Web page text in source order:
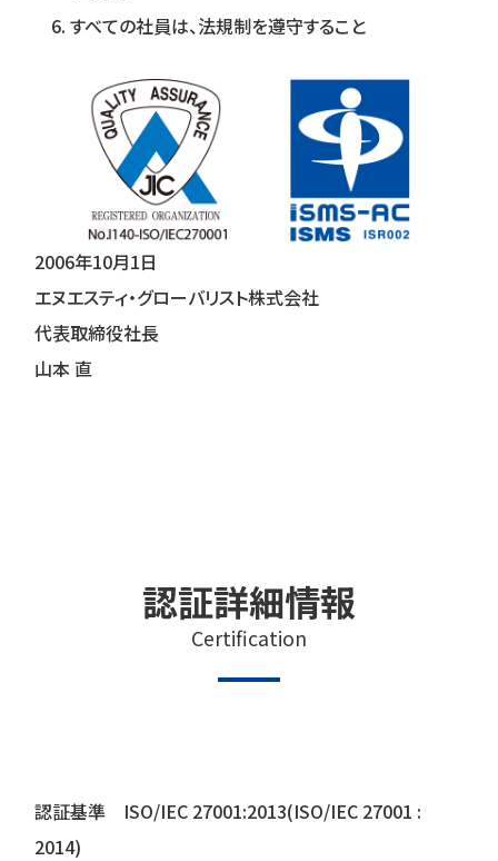
すべての社員は、法規制を遵守すること
2006年10月1日
エヌエスティ・グローバリスト株式会社
代表取締役社長
山本 直
認証詳細情報
Certification
認証基準 ISO/IEC 27001:2013(ISO/IEC 27001 :
2014)